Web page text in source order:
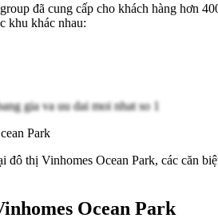
đã cung cấp cho khách hàng hơn
khu khác nhau:
Park
thị Vinhomes Ocean Park, các căn
Ocean Park